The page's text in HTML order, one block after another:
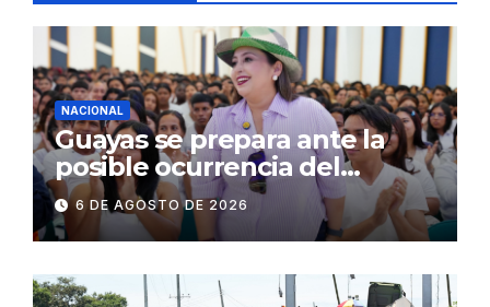
NACIONAL
Guayas se prepara ante la
posible ocurrencia del
fenómeno de El Niño:
Gobierno Nacional capacita a
2.500 jóvenes
6 DE AGOSTO DE 2026